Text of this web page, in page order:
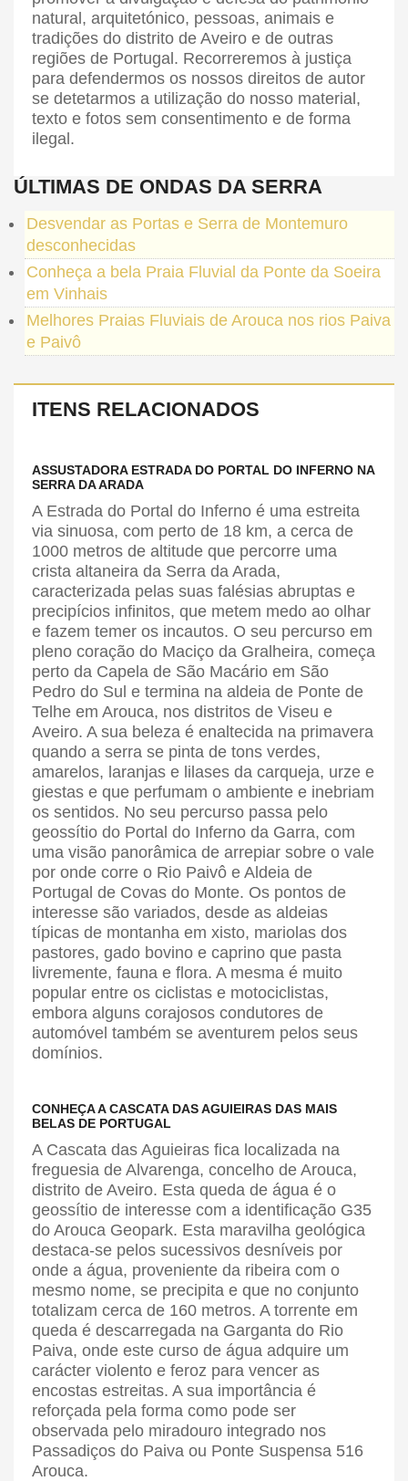
natural, arquitetónico, pessoas, animais e
tradições do distrito de Aveiro e de outras
regiões de Portugal. Recorreremos à justiça
para defendermos os nossos direitos de autor
se detetarmos a utilização do nosso material,
texto e fotos sem consentimento e de forma
ilegal.
ÚLTIMAS DE ONDAS DA SERRA
Desvendar as Portas e Serra de Montemuro
desconhecidas
Conheça a bela Praia Fluvial da Ponte da Soeira
em Vinhais
Melhores Praias Fluviais de Arouca nos rios Paiva
e Paivô
ITENS RELACIONADOS
ASSUSTADORA ESTRADA DO PORTAL DO INFERNO NA
SERRA DA ARADA
A Estrada do Portal do Inferno é uma estreita
via sinuosa, com perto de 18 km, a cerca de
1000 metros de altitude que percorre uma
crista altaneira da Serra da Arada,
caracterizada pelas suas falésias abruptas e
precipícios infinitos, que metem medo ao olhar
e fazem temer os incautos. O seu percurso em
pleno coração do Maciço da Gralheira, começa
perto da Capela de São Macário em São
Pedro do Sul e termina na aldeia de Ponte de
Telhe em Arouca, nos distritos de Viseu e
Aveiro. A sua beleza é enaltecida na primavera
quando a serra se pinta de tons verdes,
amarelos, laranjas e lilases da carqueja, urze e
giestas e que perfumam o ambiente e inebriam
os sentidos. No seu percurso passa pelo
geossítio do Portal do Inferno da Garra, com
uma visão panorâmica de arrepiar sobre o vale
por onde corre o Rio Paivô e Aldeia de
Portugal de Covas do Monte. Os pontos de
interesse são variados, desde as aldeias
típicas de montanha em xisto, mariolas dos
pastores, gado bovino e caprino que pasta
livremente, fauna e flora. A mesma é muito
popular entre os ciclistas e motociclistas,
embora alguns corajosos condutores de
automóvel também se aventurem pelos seus
domínios.
CONHEÇA A CASCATA DAS AGUIEIRAS DAS MAIS
BELAS DE PORTUGAL
A Cascata das Aguieiras fica localizada na
freguesia de Alvarenga, concelho de Arouca,
distrito de Aveiro. Esta queda de água é o
geossítio de interesse com a identificação G35
do Arouca Geopark. Esta maravilha geológica
destaca-se pelos sucessivos desníveis por
onde a água, proveniente da ribeira com o
mesmo nome, se precipita e que no conjunto
totalizam cerca de 160 metros. A torrente em
queda é descarregada na Garganta do Rio
Paiva, onde este curso de água adquire um
carácter violento e feroz para vencer as
encostas estreitas. A sua importância é
reforçada pela forma como pode ser
observada pelo miradouro integrado nos
Passadiços do Paiva ou Ponte Suspensa 516
Arouca.